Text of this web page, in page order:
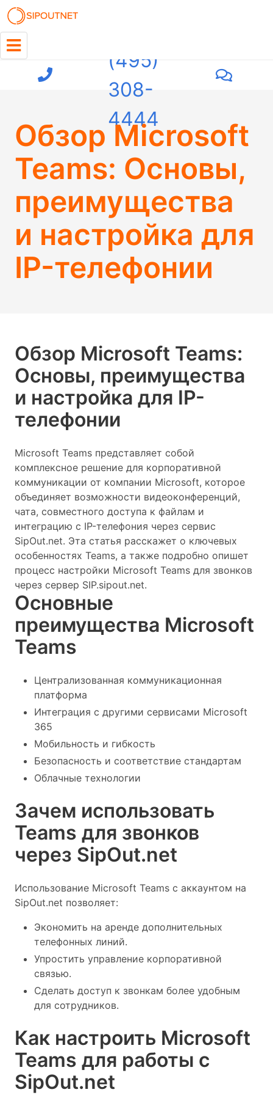
(495)
308-
4444
Обзор Microsoft
Teams: Основы,
преимущества
и настройка для
IP-телефонии
Обзор Microsoft Teams:
Основы, преимущества
и настройка для IP-
телефонии
Microsoft Teams представляет собой
комплексное решение для корпоративной
коммуникации от компании Microsoft, которое
объединяет возможности видеоконференций,
чата, совместного доступа к файлам и
интеграцию с IP-телефония через сервис
SipOut.net. Эта статья расскажет о ключевых
особенностях Teams, а также подробно опишет
процесс настройки Microsoft Teams для звонков
через сервер SIP.sipout.net.
Основные
преимущества Microsoft
Teams
Централизованная коммуникационная
платформа
Интеграция с другими сервисами Microsoft
365
Мобильность и гибкость
Безопасность и соответствие стандартам
Облачные технологии
Зачем использовать
Teams для звонков
через SipOut.net
Использование Microsoft Teams с аккаунтом на
SipOut.net позволяет:
Экономить на аренде дополнительных
телефонных линий.
Упростить управление корпоративной
связью.
Сделать доступ к звонкам более удобным
для сотрудников.
Как настроить Microsoft
Teams для работы с
SipOut.net